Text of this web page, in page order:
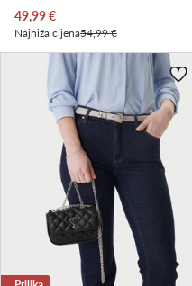
Trenutna cijena
49,99€
Najniža cijena54,99 €